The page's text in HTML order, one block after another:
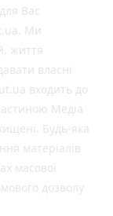
Вас
Ми
життя
власні
входить до
Медіа
Будь-яка
матеріалів
масової
дозволу